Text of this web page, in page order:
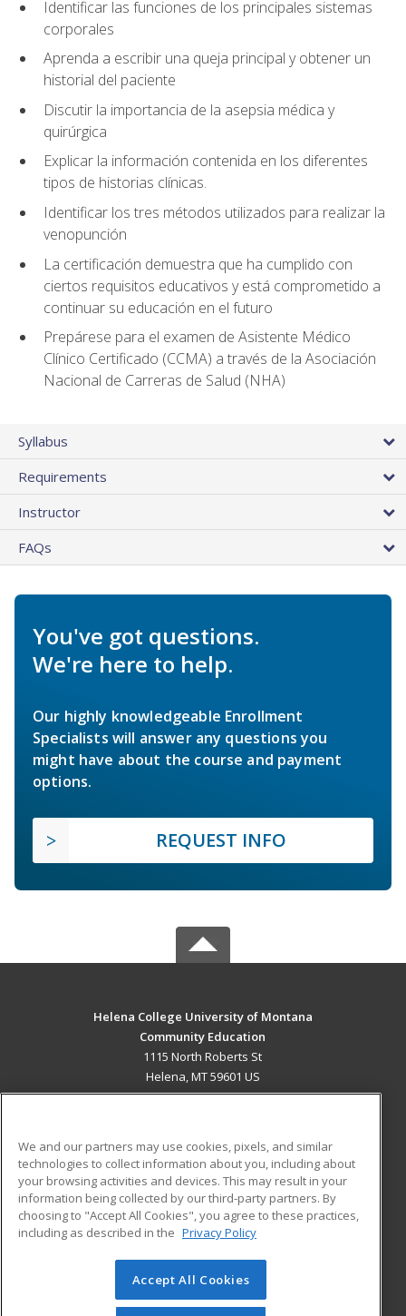
Identificar las funciones de los principales sistemas
corporales
Aprenda a escribir una queja principal y obtener un
historial del paciente
Discutir la importancia de la asepsia médica y
quirúrgica
Explicar la información contenida en los diferentes
tipos de historias clínicas.
Identificar los tres métodos utilizados para realizar la
venopunción
La certificación demuestra que ha cumplido con
ciertos requisitos educativos y está comprometido a
continuar su educación en el futuro
Prepárese para el examen de Asistente Médico
Clínico Certificado (CCMA) a través de la Asociación
Nacional de Carreras de Salud (NHA)
Syllabus
Requirements
Instructor
FAQs
You've got questions.
We're here to help.
Our highly knowledgeable Enrollment
Specialists will answer any questions you
might have about the course and payment
options.
REQUEST INFO
Helena College University of Montana
Community Education
1115 North Roberts St
Helena, MT 59601 US
ADDITIONAL RESOURCES
Military
Financial Assistance
Help
Student Blog
© 2026 ed2go, a division of Cengage Learning. All rights
reserved. The material on this site cannot be reproduced or
We and our partners may use cookies, pixels, and similar
technologies to collect information about you, including about
your browsing activities and devices. This may result in your
information being collected by our third-party partners. By
choosing to "Accept All Cookies", you agree to these practices,
including as described in the Privacy Policy
Accept All Cookies